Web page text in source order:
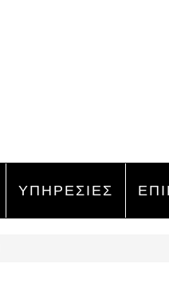
ΥΠΗΡΕΣΙΕΣ